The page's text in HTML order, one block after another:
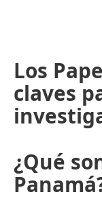
Los
claves
¿Qué